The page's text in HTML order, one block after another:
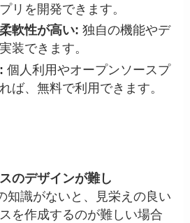
リを開発できます。
軟性が高い: 独自の機能やデ
装できます。
個人利用やオープンソースプ
ば、無料で利用できます。
のデザインが難し
知識がないと、見栄えの良い
を作成するのが難しい場合